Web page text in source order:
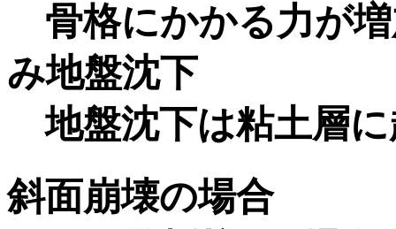
骨格にかかる力が
み地盤沈下
地盤沈下は粘土層に
斜面崩壊の場合